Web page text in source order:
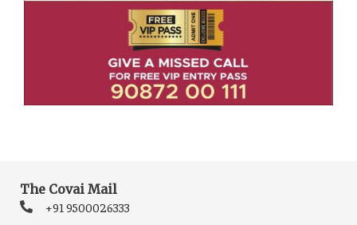
The Covai Mail
+91 9500026333